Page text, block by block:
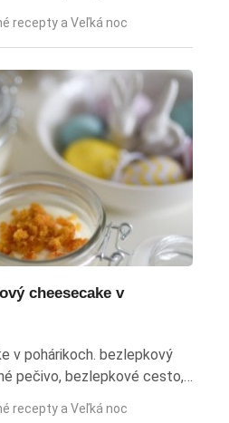
hrášku, uhoriek a majonézy
ktorý je skvelým doplnkom
šalát, majonézový
tradičný slovenský recept,
šalát, zeleninový
velka noc
recepty a Veľká noc
cheesecake v
v pohárikoch. bezlepkový
pečivo, bezlepkové cesto,
recept
recepty a Veľká noc